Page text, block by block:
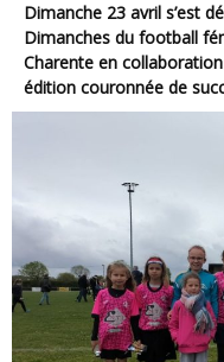
Dimanche 23 avril s’est déroulée un nouvelle édition des
Dimanches du football
Charente en
édition couronnée de